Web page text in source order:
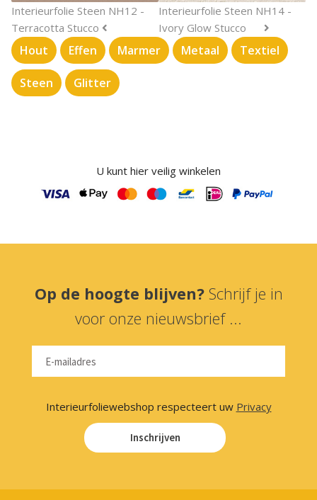
Interieurfolie Steen NH12 -
Terracotta Stucco
Interieurfolie Steen NH14 -
Ivory Glow Stucco
Hout Effen Marmer Metaal Textiel
Steen Glitter
U kunt hier veilig winkelen
Op de hoogte blijven? Schrijf je in
voor onze nieuwsbrief ...
Interieurfoliewebshop respecteert uw Privacy
Inschrijven